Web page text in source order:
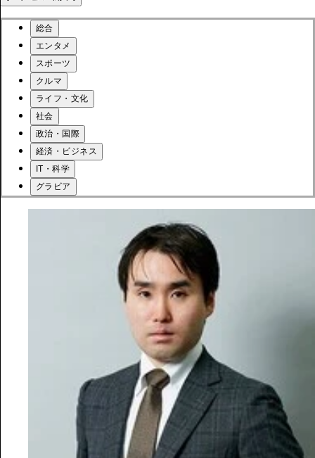
総合
エンタメ
スポーツ
クルマ
ライフ・文化
社会
政治・国際
経済・ビジネス
IT・科学
グラビア